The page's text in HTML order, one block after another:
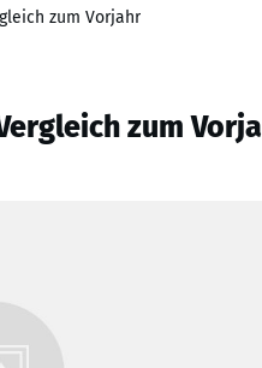
zum Vorjahr
zum